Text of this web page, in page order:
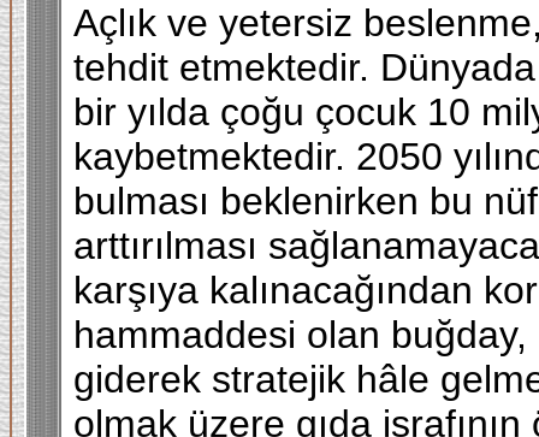
Açlık ve yetersiz
tehdit etmektedir.
bir yılda çoğu çocuk 10
kaybetmektedir. 2050
bulması beklenirken bu
arttırılması
karşıya kalınacağından
hammaddesi olan
giderek stratejik hâle
olmak üzere gıda